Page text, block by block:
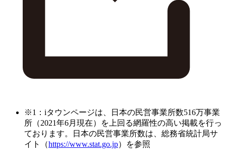
※1：iタウンページは、日本の民営事業所数516万事業
所（2021年6月現在）を上回る網羅性の高い掲載を行っ
ております。日本の民営事業所数は、総務省統計局サ
イト（https://www.stat.go.jp）を参照